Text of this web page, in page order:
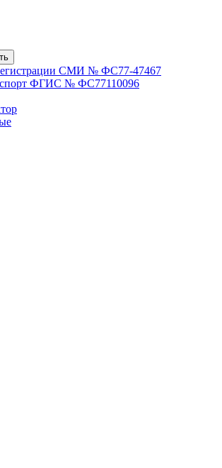
СМИ № ФС77-47467
ФГИС № ФС77110096